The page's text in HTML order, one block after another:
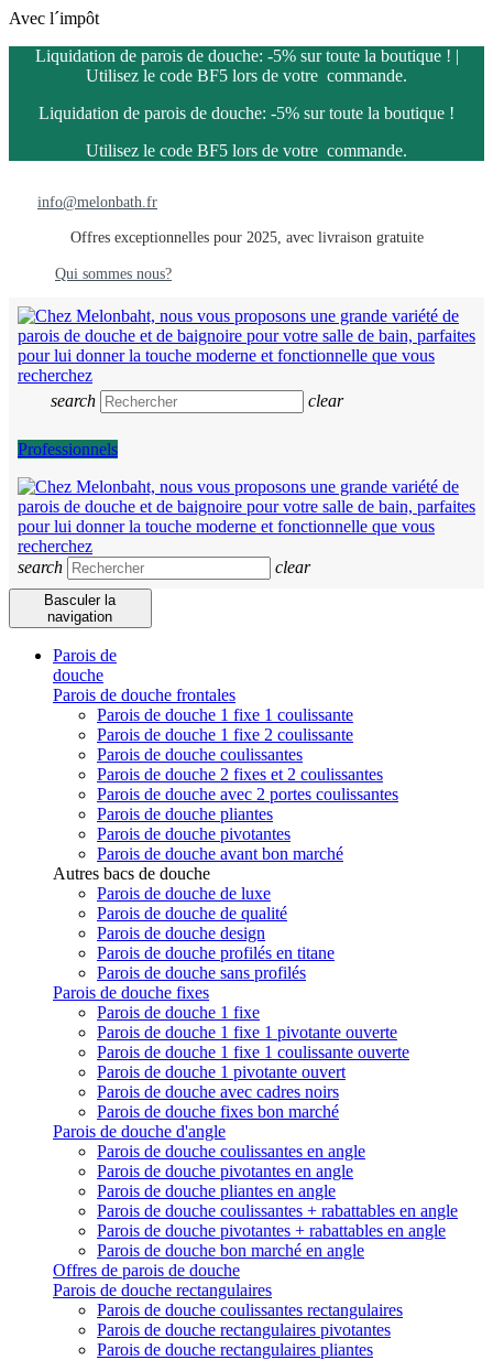
Avec l´impôt
Liquidation de parois de douche: -5% sur toute la boutique ! |
Utilisez le code BF5 lors de votre commande.
Liquidation de parois de douche: -5% sur toute la boutique !
Utilisez le code BF5 lors de votre commande.
info@melonbath.fr
Offres exceptionnelles pour 2025, avec livraison gratuite
Qui sommes nous?
search clear
Professionnels
search clear
Basculer la
navigation
Parois de
douche
Parois de douche frontales
Parois de douche 1 fixe 1 coulissante
Parois de douche 1 fixe 2 coulissante
Parois de douche coulissantes
Parois de douche 2 fixes et 2 coulissantes
Parois de douche avec 2 portes coulissantes
Parois de douche pliantes
Parois de douche pivotantes
Parois de douche avant bon marché
Autres bacs de douche
Parois de douche de luxe
Parois de douche de qualité
Parois de douche design
Parois de douche profilés en titane
Parois de douche sans profilés
Parois de douche fixes
Parois de douche 1 fixe
Parois de douche 1 fixe 1 pivotante ouverte
Parois de douche 1 fixe 1 coulissante ouverte
Parois de douche 1 pivotante ouvert
Parois de douche avec cadres noirs
Parois de douche fixes bon marché
Parois de douche d'angle
Parois de douche coulissantes en angle
Parois de douche pivotantes en angle
Parois de douche pliantes en angle
Parois de douche coulissantes + rabattables en angle
Parois de douche pivotantes + rabattables en angle
Parois de douche bon marché en angle
Offres de parois de douche
Parois de douche rectangulaires
Parois de douche coulissantes rectangulaires
Parois de douche rectangulaires pivotantes
Parois de douche rectangulaires pliantes